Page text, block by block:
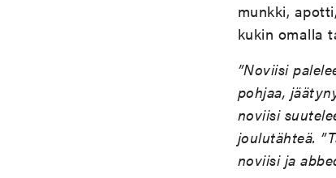
munkki,
kukin omalla
”Noviisi
pohjaa,
noviisi
joulutähteä.
noviisi ja